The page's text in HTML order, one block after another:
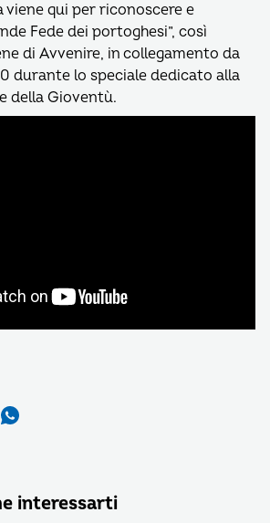
viene qui per riconoscere e
Fede dei portoghesi”, così
di Avvenire, in collegamento da
durante lo speciale dedicato alla
della Gioventù.
interessarti